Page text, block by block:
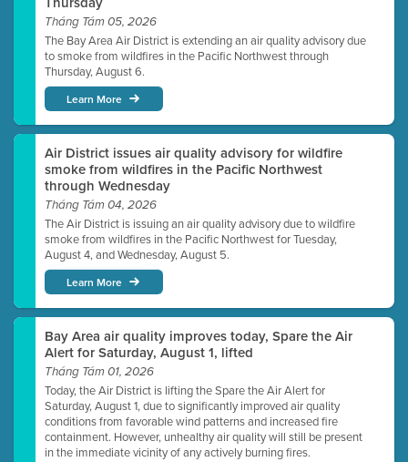
Tháng Tám 05, 2026
The Bay Area Air District is extending an air quality advisory due
to smoke from wildfires in the Pacific Northwest through
Thursday, August 6.
Learn More
Air District issues air quality advisory for wildfire
smoke from wildfires in the Pacific Northwest
through Wednesday
Tháng Tám 04, 2026
The Air District is issuing an air quality advisory due to wildfire
smoke from wildfires in the Pacific Northwest for Tuesday,
August 4, and Wednesday, August 5.
Learn More
Bay Area air quality improves today, Spare the Air
Alert for Saturday, August 1, lifted
Tháng Tám 01, 2026
Today, the Air District is lifting the Spare the Air Alert for
Saturday, August 1, due to significantly improved air quality
conditions from favorable wind patterns and increased fire
containment. However, unhealthy air quality will still be present
in the immediate vicinity of any actively burning fires.